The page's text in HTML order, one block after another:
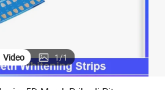
Video 1/1